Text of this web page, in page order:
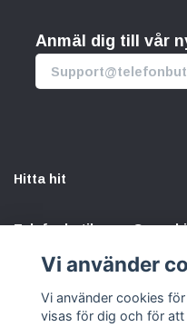
Anmäl dig till vår
Hitta hit
Telefonbutik.se – Ge
Sociala medier
Vi använder
Vi använder cookies
visas för dig och för